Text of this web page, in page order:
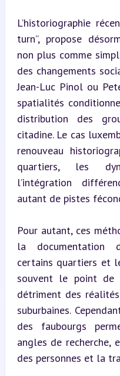
L’historiographie
turn”, propose
non plus comme
des changements
Jean-Luc Pinol ou
spatialités
distribution des
citadine. Le cas
renouveau
quartiers, les
l’intégration
autant de pistes
Pour autant, ces
la documentation
certains quartiers et
souvent le point de
détriment des
suburbaines.
des faubourgs
angles de
des personnes et la